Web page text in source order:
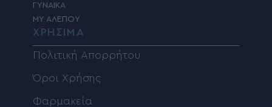
ΓΥΝΑΙΚΑ
MY ΑΛΕΠΟΥ
ΧΡΗΣΙΜΑ
Πολιτική Απορρήτου
Όροι Χρήσης
Φαρμακεία